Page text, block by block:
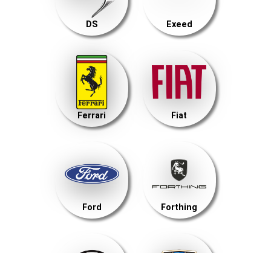
DS Exeed
Ferrari Fiat
Ford Forthing